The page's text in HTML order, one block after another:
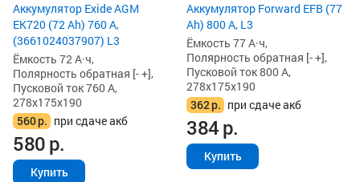
Аккумулятор Exide AGM
EK720 (72 Ah) 760 А,
(3661024037907) L3
Ёмкость 72 А·ч,
Полярность обратная [- +],
Пусковой ток 760 А,
278x175x190
560р. при сдаче акб
580р.
Купить
Аккумулятор Forward EFB (77
Ah) 800 А, L3
Ёмкость 77 А·ч,
Полярность обратная [- +],
Пусковой ток 800 А,
278x175x190
362р. при сдаче акб
384р.
Купить